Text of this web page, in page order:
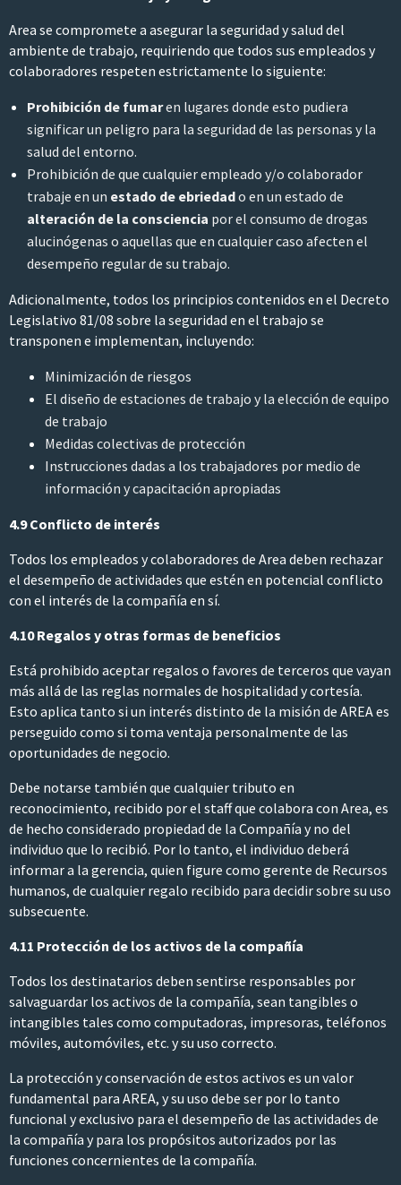
Area se compromete a asegurar la seguridad y salud del
ambiente de trabajo, requiriendo que todos sus empleados y
colaboradores respeten estrictamente lo siguiente:
Prohibición de fumaren lugares donde esto pudiera
significar un peligro para la seguridad de las personas y la
salud del entorno.
Prohibición de que cualquier empleado y/o colaborador
trabaje en un estado de ebriedado en un estado de
alteración de la consciencia por el consumo de drogas
alucinógenas o aquellas que en cualquier caso afecten el
desempeño regular de su trabajo.
Adicionalmente, todos los principios contenidos en el Decreto
Legislativo 81/08 sobre la seguridad en el trabajo se
transponen e implementan, incluyendo:
Minimización de riesgos
El diseño de estaciones de trabajo y la elección de equipo
de trabajo
Medidas colectivas de protección
Instrucciones dadas a los trabajadores por medio de
información y capacitación apropiadas
4.9 Conflicto de interés
Todos los empleados y colaboradores de Area deben rechazar
el desempeño de actividades que estén en potencial conflicto
con el interés de la compañía en sí.
4.10 Regalos y otras formas de beneficios
Está prohibido aceptar regalos o favores de terceros que vayan
más allá de las reglas normales de hospitalidad y cortesía.
Esto aplica tanto si un interés distinto de la misión de AREA es
perseguido como si toma ventaja personalmente de las
oportunidades de negocio.
Debe notarse también que cualquier tributo en
reconocimiento, recibido por el staff que colabora con Area, es
de hecho considerado propiedad de la Compañía y no del
individuo que lo recibió. Por lo tanto, el individuo deberá
informar a la gerencia, quien figure como gerente de Recursos
humanos, de cualquier regalo recibido para decidir sobre su uso
subsecuente.
4.11 Protección de los activos de la compañía
Todos los destinatarios deben sentirse responsables por
salvaguardar los activos de la compañía, sean tangibles o
intangibles tales como computadoras, impresoras, teléfonos
móviles, automóviles, etc. y su uso correcto.
La protección y conservación de estos activos es un valor
fundamental para AREA, y su uso debe ser por lo tanto
funcional y exclusivo para el desempeño de las actividades de
la compañía y para los propósitos autorizados por las
funciones concernientes de la compañía.